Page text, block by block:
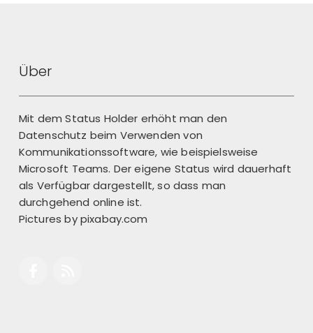
Über
Mit dem Status Holder erhöht man den
Datenschutz beim Verwenden von
Kommunikationssoftware, wie beispielsweise
Microsoft Teams. Der eigene Status wird dauerhaft
als Verfügbar dargestellt, so dass man
durchgehend online ist.
Pictures bypixabay.com